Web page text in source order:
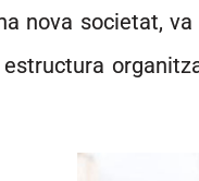
nova societat,